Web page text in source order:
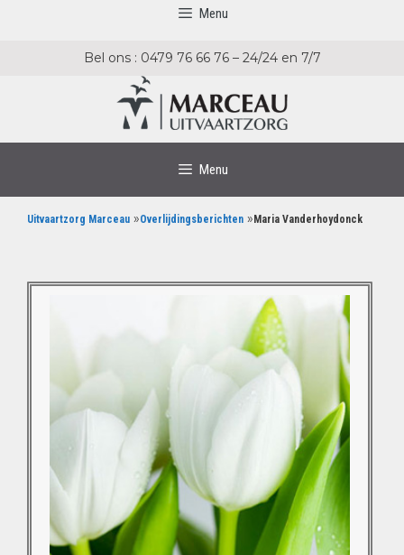
Menu
Bel ons : 0479 76 66 76 – 24/24 en 7/7
Menu
Uitvaartzorg Marceau »Overlijdingsberichten »Maria Vanderhoydonck